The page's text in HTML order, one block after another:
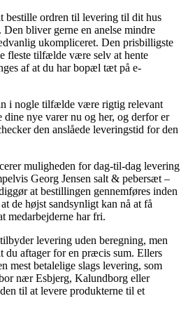
bestille ordren til levering til dit hus
Den bliver gerne en anelse mindre
ukompliceret. Den prisbilligste
fleste tilfælde være selv at hente
af at du har bopæl tæt på e-
i nogle tilfælde være rigtig relevant
dine nye varer nu og her, og derfor er
den anslåede leveringstid for den
muligheden for dag-til-dag levering
Georg Jensen salt & pebersæt –
at bestillingen gennemføres inden
de højst sandsynligt kan nå at få
medarbejderne har fri.
levering uden beregning, men
du aftager for en præcis sum. Ellers
mest betalelige slags levering, som
nær Esbjerg, Kalundborg eller
til at levere produkterne til et